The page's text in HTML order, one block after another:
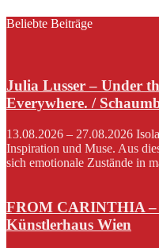
Beliebte Beiträge
Julia Lusser – Under
Everywhere. /
13.08.2026 – 27.08.2026
Inspiration und Muse. Aus
sich emotionale Zustände in
FROM CARINTHIA –
Künstlerhaus Wien